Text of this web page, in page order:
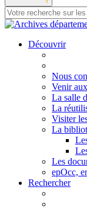
Découvrir
Nous
Venir
La salle
La
Visiter
La
Les
epOcc,
Rechercher